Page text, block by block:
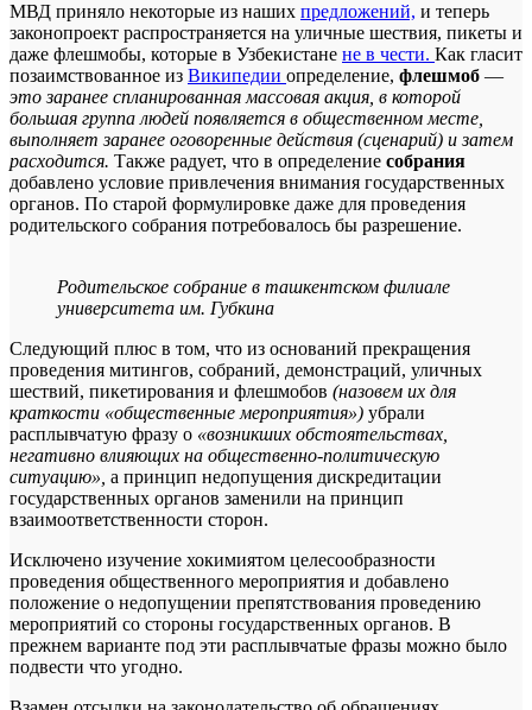
МВД приняло некоторые из наших предложений, и теперь
законопроект распространяется на уличные шествия, пикеты и
даже флешмобы, которые в Узбекистане не в чести. Как гласит
позаимствованное из Википедии определение, флешмоб —
это заранее спланированная массовая акция, в которой
большая группа людей появляется в общественном месте,
выполняет заранее оговоренные действия (сценарий) и затем
расходится. Также радует, что в определение собрания
добавлено условие привлечения внимания государственных
органов. По старой формулировке даже для проведения
родительского собрания потребовалось бы разрешение.
Родительское собрание в ташкентском филиале
университета им. Губкина
Следующий плюс в том, что из оснований прекращения
проведения митингов, собраний, демонстраций, уличных
шествий, пикетирования и флешмобов (назовем их для
краткости «общественные мероприятия») убрали
расплывчатую фразу о «возникших обстоятельствах,
негативно влияющих на общественно-политическую
ситуацию», а принцип недопущения дискредитации
государственных органов заменили на принцип
взаимоответственности сторон.
Исключено изучение хокимиятом целесообразности
проведения общественного мероприятия и добавлено
положение о недопущении препятствования проведению
мероприятий со стороны государственных органов. В
прежнем варианте под эти расплывчатые фразы можно было
подвести что угодно.